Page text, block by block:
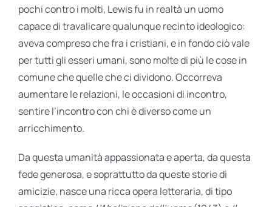
pochi contro i molti, Lewis fu in realtà un uomo
capace di travalicare qualunque recinto ideologico:
aveva compreso che fra i cristiani, e in fondo ciò vale
per tutti gli esseri umani, sono molte di più le cose in
comune che quelle che ci dividono. Occorreva
aumentare le relazioni, le occasioni di incontro,
sentire l’incontro con chi è diverso come un
arricchimento.
Da questa umanità appassionata e aperta, da questa
fede generosa, e soprattutto da queste storie di
amicizie, nasce una ricca opera letteraria, di tipo